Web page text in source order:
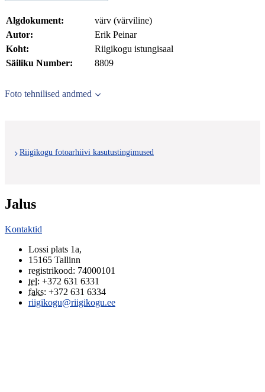
Algdokument:
värv (värviline)
Autor:
Erik Peinar
Koht:
Riigikogu istungisaal
Säiliku Number:
8809
Foto tehnilised andmed
Riigikogu fotoarhiivi kasutustingimused
Jalus
Kontaktid
Lossi plats 1a,
15165 Tallinn
registrikood: 74000101
tel: +372 631 6331
faks: +372 631 6334
riigikogu@riigikogu.ee